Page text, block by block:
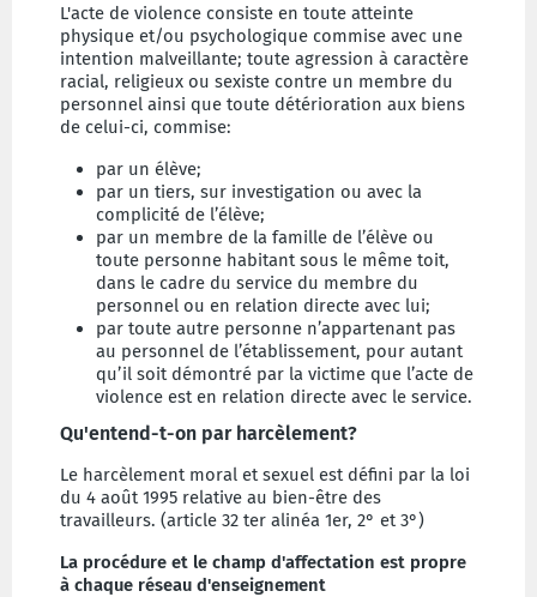
L'acte de violence consiste en toute atteinte
physique et/ou psychologique commise avec une
intention malveillante; toute agression à caractère
racial, religieux ou sexiste contre un membre du
personnel ainsi que toute détérioration aux biens
de celui-ci, commise:
par un élève;
par un tiers, sur investigation ou avec la
complicité de l’élève;
par un membre de la famille de l’élève ou
toute personne habitant sous le même toit,
dans le cadre du service du membre du
personnel ou en relation directe avec lui;
par toute autre personne n’appartenant pas
au personnel de l’établissement, pour autant
qu’il soit démontré par la victime que l’acte de
violence est en relation directe avec le service.
Qu'entend-t-on par harcèlement?
Le harcèlement moral et sexuel est défini par la loi
du 4 août 1995 relative au bien-être des
travailleurs. (article 32 ter alinéa 1er, 2° et 3°)
La procédure et le champ d'affectation est propre
à chaque réseau d'enseignement